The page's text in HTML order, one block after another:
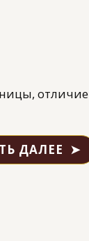
отличие
ДАЛЕЕ